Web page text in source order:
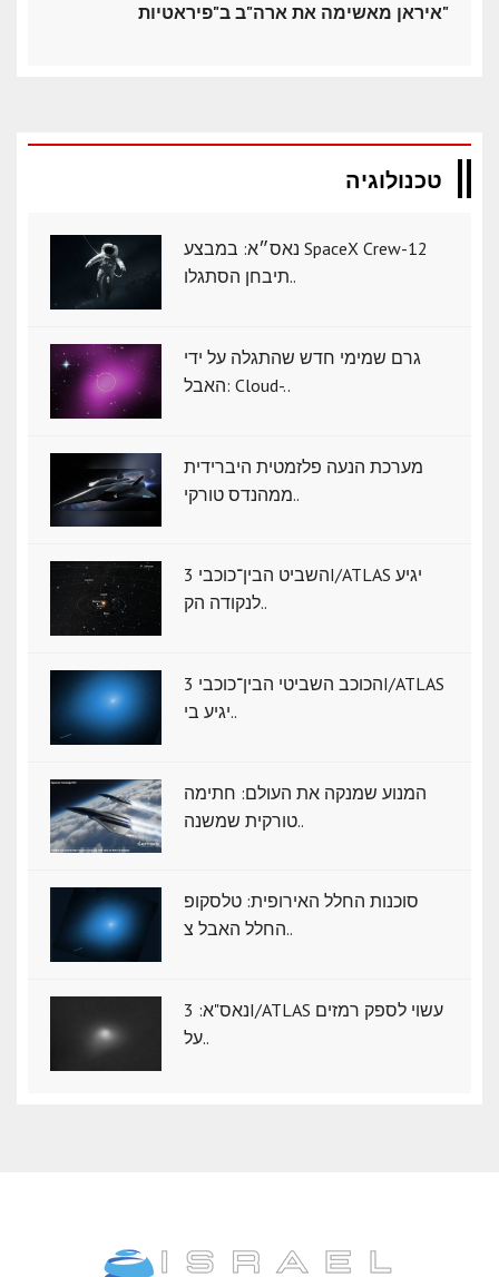
איראן מאשימה את ארה"ב ב"פיראטיות"
טכנולוגיה
נאס״א: במבצע SpaceX Crew-12
תיבחן הסתגלו..
גרם שמימי חדש שהתגלה על ידי
האבל: Cloud-..
מערכת הנעה פלזמטית היברידית
ממהנדס טורקי..
השביט הבין־כוכבי 3I/ATLAS יגיע
לנקודה הק..
הכוכב השביטי הבין־כוכבי 3I/ATLAS
יגיע בי..
המנוע שמנקה את העולם: חתימה
טורקית שמשנה..
סוכנות החלל האירופית: טלסקופ
החלל האבל צ..
נאס"א: ‏3I/ATLAS עשוי לספק רמזים
על..